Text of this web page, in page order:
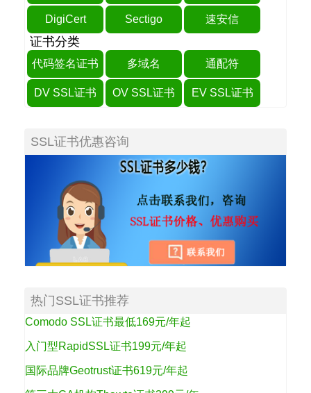
DigiCert Sectigo 速安信
证书分类
代码签名证书 多域名 通配符
DV SSL证书 OV SSL证书 EV SSL证书
SSL证书优惠咨询
热门SSL证书推荐
Comodo SSL证书最低169元/年起
入门型RapidSSL证书199元/年起
国际品牌Geotrust证书619元/年起